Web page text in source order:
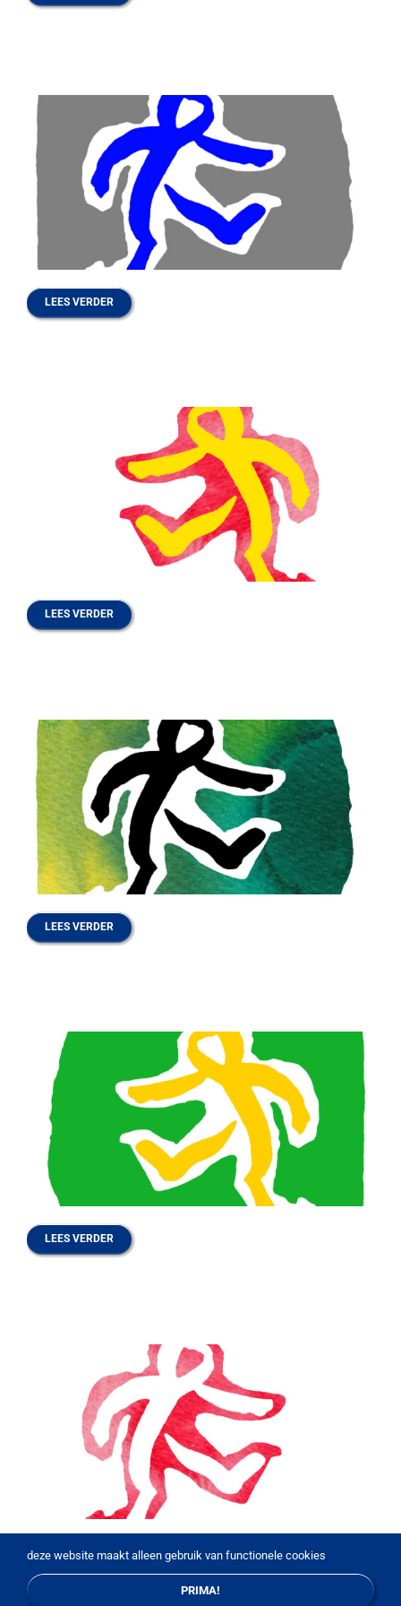
LEES VERDER
LEES VERDER
LEES VERDER
LEES VERDER
LEES VERDER
deze website maakt alleen gebruik van functionele cookies
PRIMA!